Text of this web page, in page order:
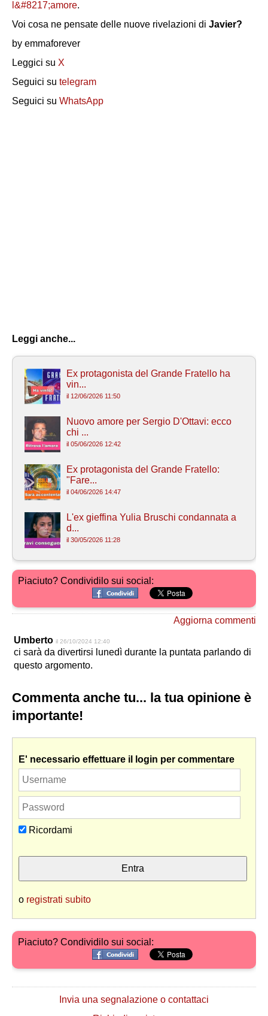
l&#8217;amore.
Voi cosa ne pensate delle nuove rivelazioni di Javier?
by emmaforever
Leggici su X
Seguici su telegram
Seguici su WhatsApp
Leggi anche...
Ex protagonista del Grande Fratello ha
vin...
il 12/06/2026 11:50
Nuovo amore per Sergio D'Ottavi: ecco
chi ...
il 05/06/2026 12:42
Ex protagonista del Grande Fratello:
"Fare...
il 04/06/2026 14:47
L'ex gieffina Yulia Bruschi condannata a
d...
il 30/05/2026 11:28
Piaciuto? Condividilo sui social:
Aggiorna commenti
Umberto il 26/10/2024 12:40
ci sarà da divertirsi lunedì durante la puntata parlando di
questo argomento.
Commenta anche tu... la tua opinione è
importante!
E' necessario effettuare il login per commentare
Ricordami
o registrati subito
Piaciuto? Condividilo sui social:
Invia una segnalazione o contattaci